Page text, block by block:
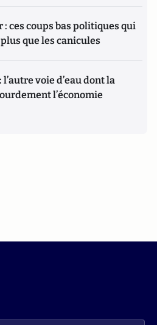
ces coups bas politiques qui
que les canicules
l’autre voie d’eau dont la
l’économie